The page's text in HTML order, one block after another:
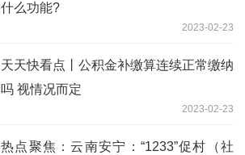
什么功能?
2023-02-23
天天快看点丨公积金补缴算连续正常缴纳
吗 视情况而定
2023-02-23
热点聚焦：云南安宁：“1233”促村（社